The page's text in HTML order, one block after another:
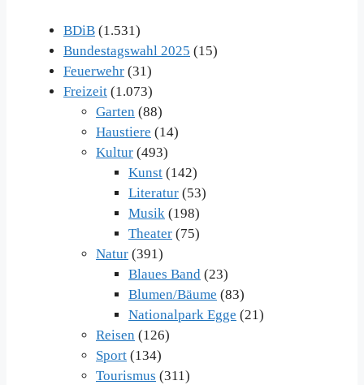
BDiB (1.531)
Bundestagswahl 2025 (15)
Feuerwehr (31)
Freizeit (1.073)
Garten (88)
Haustiere (14)
Kultur (493)
Kunst (142)
Literatur (53)
Musik (198)
Theater (75)
Natur (391)
Blaues Band (23)
Blumen/Bäume (83)
Nationalpark Egge (21)
Reisen (126)
Sport (134)
Tourismus (311)